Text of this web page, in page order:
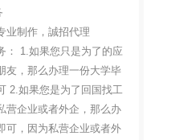
业制作，誠招代理
： 1.如果您只是为了的应
友，那么办理一份大学毕
2.如果您是为了回国找工
营企业或者外企，那么办
可，因为私营企业或者外